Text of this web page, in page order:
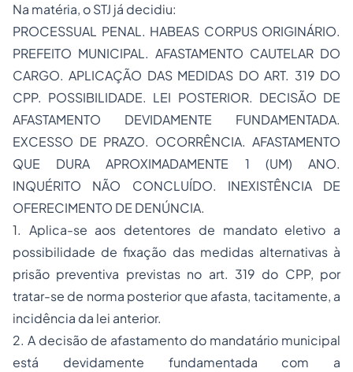
Na matéria, o STJ já decidiu:
PROCESSUAL PENAL. HABEAS CORPUS ORIGINÁRIO.
PREFEITO MUNICIPAL. AFASTAMENTO CAUTELAR DO
CARGO. APLICAÇÃO DAS MEDIDAS DO ART. 319 DO
CPP. POSSIBILIDADE. LEI POSTERIOR. DECISÃO DE
AFASTAMENTO DEVIDAMENTE FUNDAMENTADA.
EXCESSO DE PRAZO. OCORRÊNCIA. AFASTAMENTO
QUE DURA APROXIMADAMENTE 1 (UM) ANO.
INQUÉRITO NÃO CONCLUÍDO. INEXISTÊNCIA DE
OFERECIMENTO DE DENÚNCIA.
1. Aplica-se aos detentores de mandato eletivo a
possibilidade de fixação das medidas alternativas à
prisão preventiva previstas no art. 319 do CPP, por
tratar-se de norma posterior que afasta, tacitamente, a
incidência da lei anterior.
2. A decisão de afastamento do mandatário municipal
está devidamente fundamentada com a